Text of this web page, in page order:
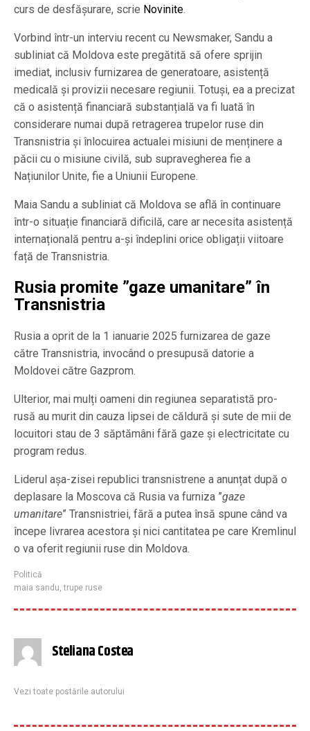
curs de desfășurare, scrie Novinite.
Vorbind într-un interviu recent cu Newsmaker, Sandu a
subliniat că Moldova este pregătită să ofere sprijin
imediat, inclusiv furnizarea de generatoare, asistență
medicală și provizii necesare regiunii. Totuși, ea a precizat
că o asistență financiară substanțială va fi luată în
considerare numai după retragerea trupelor ruse din
Transnistria și înlocuirea actualei misiuni de menținere a
păcii cu o misiune civilă, sub supravegherea fie a
Națiunilor Unite, fie a Uniunii Europene.
Maia Sandu a subliniat că Moldova se află în continuare
într-o situație financiară dificilă, care ar necesita asistență
internațională pentru a-și îndeplini orice obligații viitoare
față de Transnistria.
Rusia promite ”gaze umanitare” în
Transnistria
Rusia a oprit de la 1 ianuarie 2025 furnizarea de gaze
către Transnistria, invocând o presupusă datorie a
Moldovei către Gazprom.
Ulterior, mai mulți oameni din regiunea separatistă pro-
rusă au murit din cauza lipsei de căldură și sute de mii de
locuitori stau de 3 săptămâni fără gaze și electricitate cu
program redus.
Liderul așa-zisei republici transnistrene a anunțat după o
deplasare la Moscova că Rusia va furniza ”gaze
umanitare” Transnistriei, fără a putea însă spune când va
începe livrarea acestora și nici cantitatea pe care Kremlinul
o va oferit regiunii ruse din Moldova.
Politică
maia sandu,trupe ruse
Steliana Costea
Vezi toate postările autorului